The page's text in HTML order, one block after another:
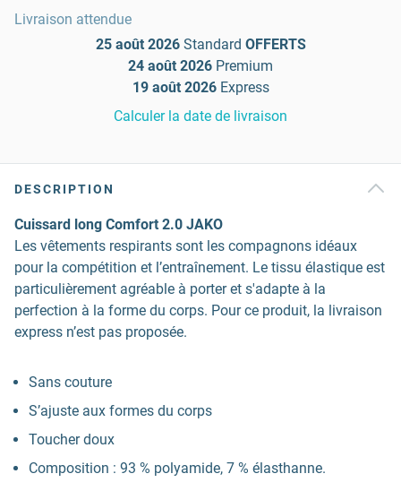
Livraison attendue
25 août 2026 Standard OFFERTS
24 août 2026 Premium
19 août 2026 Express
Calculer la date de livraison
DESCRIPTION
Cuissard long Comfort 2.0 JAKO
Les vêtements respirants sont les compagnons idéaux
pour la compétition et l’entraînement. Le tissu élastique est
particulièrement agréable à porter et s'adapte à la
perfection à la forme du corps. Pour ce produit, la livraison
express n’est pas proposée.
Sans couture
S’ajuste aux formes du corps
Toucher doux
Composition : 93 % polyamide, 7 % élasthanne.